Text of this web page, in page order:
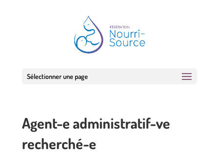
Sélectionner une page
Agent-e administratif-ve
recherché-e